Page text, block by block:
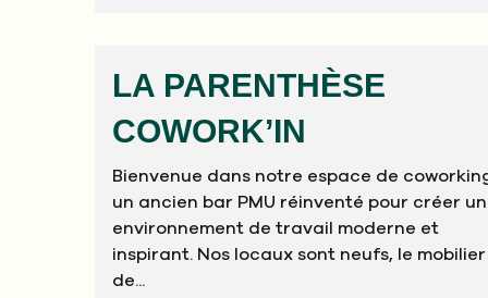
LA PARENTHÈSE
COWORK’IN
Bienvenue dans notre espace de
un ancien bar PMU réinventé pour créer un
environnement de travail moderne et
inspirant. Nos locaux sont neufs, le mobilier
de...